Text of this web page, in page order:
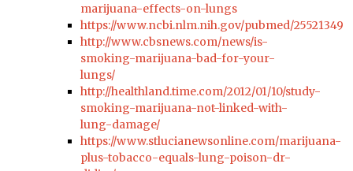
marijuana-effects-on-lungs
https://www.ncbi.nlm.nih.gov/pubmed/25521349
http://www.cbsnews.com/news/is-
smoking-marijuana-bad-for-your-
lungs/
http://healthland.time.com/2012/01/10/study-
smoking-marijuana-not-linked-with-
lung-damage/
https://www.stlucianewsonline.com/marijuana-
plus-tobacco-equals-lung-poison-dr-